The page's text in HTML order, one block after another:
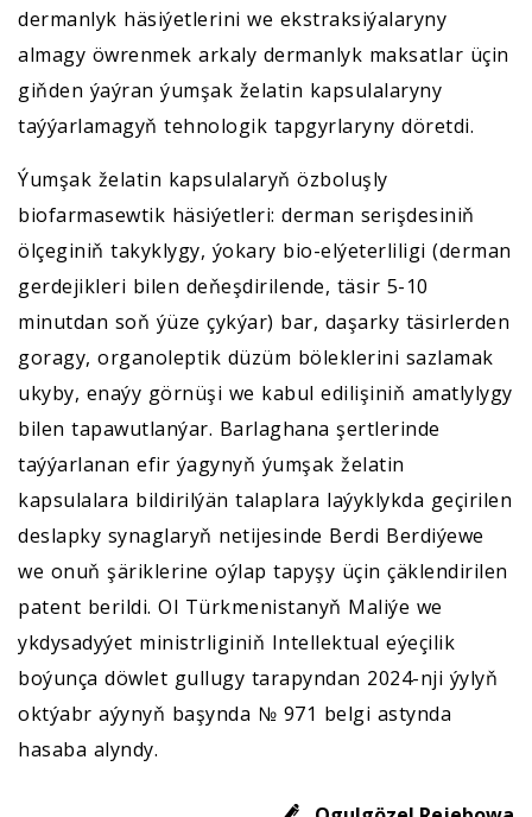
dermanlyk häsiýetlerini we ekstraksiýalaryny
almagy öwrenmek arkaly dermanlyk maksatlar üçin
giňden ýaýran ýumşak želatin kapsulalaryny
taýýarlamagyň tehnologik tapgyrlaryny döretdi.
Ýumşak želatin kapsulalaryň özboluşly
biofarmasewtik häsiýetleri: derman serişdesiniň
ölçeginiň takyklygy, ýokary bio-elýeterliligi (derman
gerdejikleri bilen deňeşdirilende, täsir 5-10
minutdan soň ýüze çykýar) bar, daşarky täsirlerden
goragy, organoleptik düzüm böleklerini sazlamak
ukyby, enaýy görnüşi we kabul edilişiniň amatlylygy
bilen tapawutlanýar. Barlaghana şertlerinde
taýýarlanan efir ýagynyň ýumşak želatin
kapsulalara bildirilýän talaplara laýyklykda geçirilen
deslapky synaglaryň netijesinde Berdi Berdiýewe
we onuň şäriklerine oýlap tapyşy üçin çäklendirilen
patent berildi. Ol Türkmenistanyň Maliýe we
ykdysadyýet ministrliginiň Intellektual eýeçilik
boýunça döwlet gullugy tarapyndan 2024-nji ýylyň
oktýabr aýynyň başynda № 971 belgi astynda
hasaba alyndy.